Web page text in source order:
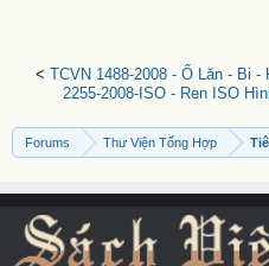
< TCVN 1488-2008 - Ổ Lăn - Bi
2255-2008-ISO - Ren ISO
Forums Thư Viện Tổng Hợp